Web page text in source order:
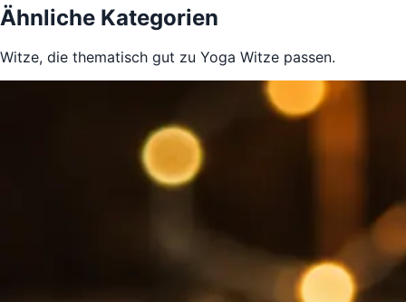
Ähnliche Kategorien
Witze, die thematisch gut zu Yoga Witze passen.